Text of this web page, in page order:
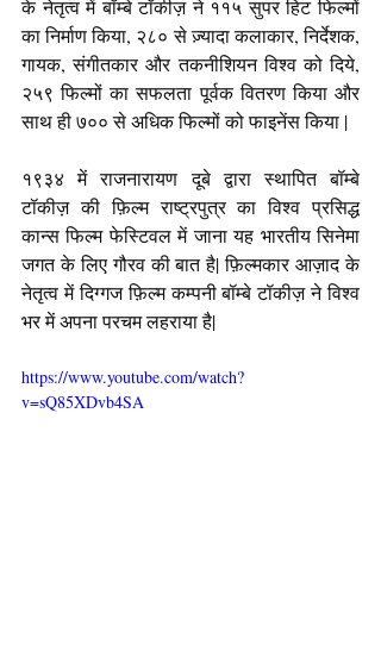
के नेतृत्व में बॉम्बे टॉकीज़ ने ११५ सुपर हिट फिल्मों
का निर्माण किया, २८० से ज़्यादा कलाकार, निर्देशक,
गायक, संगीतकार और तकनीशियन विश्व को दिये,
२५९ फिल्मों का सफलता पूर्वक वितरण किया और
साथ ही ७०० से अधिक फिल्मों को फाइनेंस किया |
१९३४ में राजनारायण दूबे द्वारा स्थापित बॉम्बे
टॉकीज़ की फ़िल्म राष्ट्रपुत्र का विश्व प्रसिद्ध
कान्स फिल्म फेस्टिवल में जाना यह भारतीय सिनेमा
जगत के लिए गौरव की बात है| फ़िल्मकार आज़ाद के
नेतृत्व में दिग्गज फ़िल्म कम्पनी बॉम्बे टॉकीज़ ने विश्व
भर में अपना परचम लहराया है|
https://www.youtube.com/watch?
v=sQ85XDvb4SA